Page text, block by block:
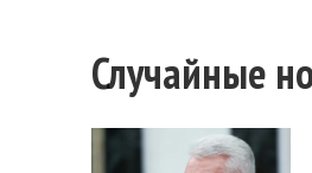
Случайные